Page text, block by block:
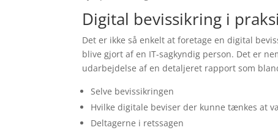
Digital bevissikring i
Det er ikke så enkelt at foretage en digital
blive gjort af en IT-sagkyndig person. Det er
udarbejdelse af en detaljeret rapport som
Selve bevissikringen
Hvilke digitale beviser der kunne tænkes at
Deltagerne i retssagen